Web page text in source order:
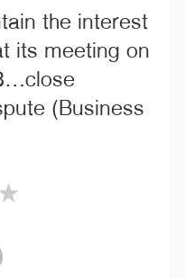
the interest
its meeting on
(Business
4 stars